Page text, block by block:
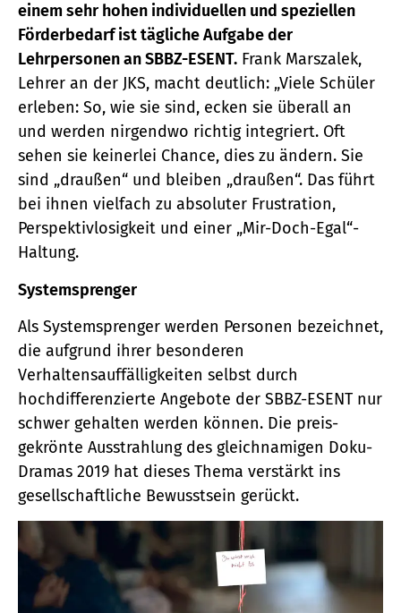
einem sehr hohen individuellen und speziellen
Förderbedarf ist tägliche Aufgabe der
Lehrpersonen an SBBZ-ESENT. Frank Marszalek,
Lehrer an der JKS, macht deutlich: „Viele Schüler
erleben: So, wie sie sind, ecken sie überall an
und werden nirgendwo richtig integriert. Oft
sehen sie keinerlei Chance, dies zu ändern. Sie
sind „draußen“ und bleiben „draußen“. Das führt
bei ihnen vielfach zu absoluter Frustration,
Perspektivlosigkeit und einer „Mir-Doch-Egal“-
Haltung.
Systemsprenger
Als Systemsprenger werden Personen bezeichnet,
die aufgrund ihrer besonderen
Verhaltensauffälligkeiten selbst durch
hochdifferenzierte Angebote der SBBZ-ESENT nur
schwer gehalten werden können. Die preis-
gekrönte Ausstrahlung des gleichnamigen Doku-
Dramas 2019 hat dieses Thema verstärkt ins
gesellschaftliche Bewusstsein gerückt.